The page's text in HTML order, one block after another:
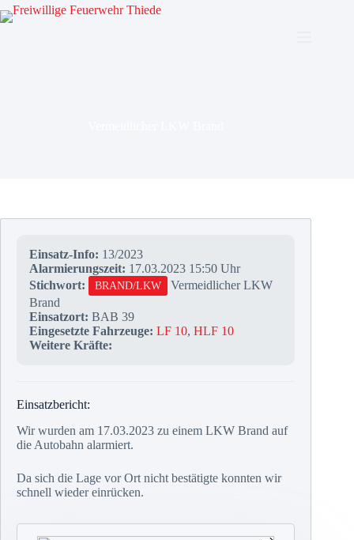
Zum
Inhalt
Einsatz-Info: 13/2023
Alarmierungszeit: 17.03.2023 15:50 Uhr
Stichwort:
BRAND/LKW
Vermeidlicher LKW
Brand
Einsatzort: BAB 39
Eingesetzte Fahrzeuge: LF 10, HLF 10
Weitere Kräfte:
Einsatzbericht:
Wir wurden am 17.03.2023 zu einem LKW Brand auf
die Autobahn alarmiert.
Da sich die Lage vor Ort nicht bestätigte konnten wir
schnell wieder einrücken.